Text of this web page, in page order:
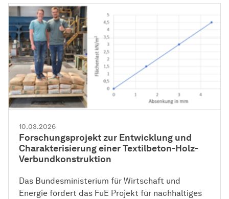
10.03.2026
Forschungsprojekt zur Entwicklung und
Charakterisierung einer Textilbeton-Holz-
Verbundkonstruktion
Das Bundesministerium für Wirtschaft und
Energie fördert das FuE Projekt für nachhaltiges